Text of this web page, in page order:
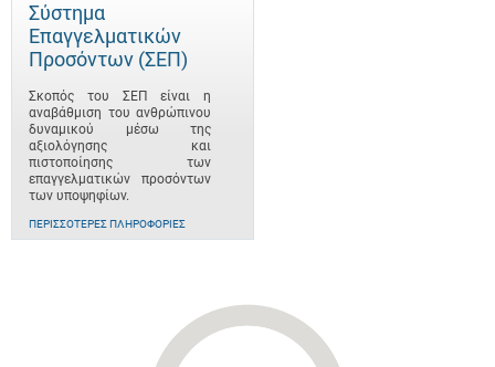
Σύστημα
Επαγγελματικών
Προσόντων (ΣΕΠ)
Σκοπός του ΣΕΠ είναι η
αναβάθμιση του ανθρώπινου
δυναμικού μέσω της
αξιολόγησης και
πιστοποίησης των
επαγγελματικών προσόντων
των υποψηφίων.
ΠΕΡΙΣΣΌΤΕΡΕΣ ΠΛΗΡΟΦΟΡΊΕΣ